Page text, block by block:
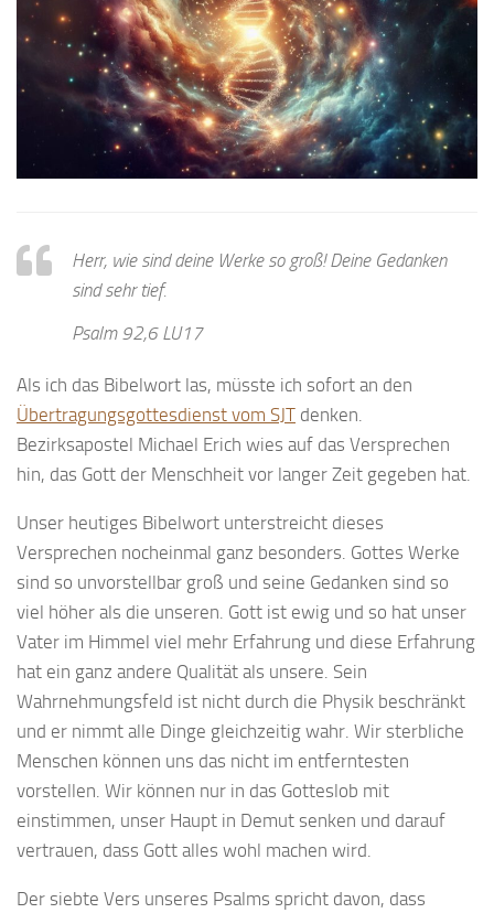
Herr, wie sind deine Werke so groß! Deine Gedanken
sind sehr tief.
Psalm 92,6 LU17
Als ich das Bibelwort las, müsste ich sofort an den
Übertragungsgottesdienst vom SJT denken.
Bezirksapostel Michael Erich wies auf das Versprechen
hin, das Gott der Menschheit vor langer Zeit gegeben hat.
Unser heutiges Bibelwort unterstreicht dieses
Versprechen nocheinmal ganz besonders. Gottes Werke
sind so unvorstellbar groß und seine Gedanken sind so
viel höher als die unseren. Gott ist ewig und so hat unser
Vater im Himmel viel mehr Erfahrung und diese Erfahrung
hat ein ganz andere Qualität als unsere. Sein
Wahrnehmungsfeld ist nicht durch die Physik beschränkt
und er nimmt alle Dinge gleichzeitig wahr. Wir sterbliche
Menschen können uns das nicht im entferntesten
vorstellen. Wir können nur in das Gotteslob mit
einstimmen, unser Haupt in Demut senken und darauf
vertrauen, dass Gott alles wohl machen wird.
Der siebte Vers unseres Psalms spricht davon, dass